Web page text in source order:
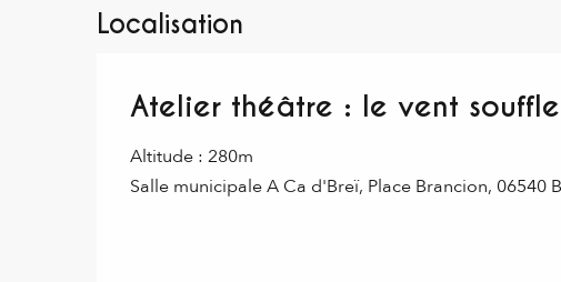
Localisation
Atelier théâtre : le vent
Altitude : 280m
Salle municipale A Ca d'Breï, Place Brancion, 06540